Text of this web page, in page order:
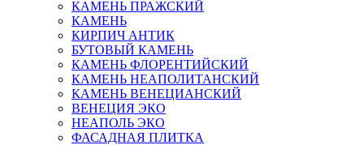
КАМЕНЬ ПРАЖСКИЙ
КАМЕНЬ
КИРПИЧ АНТИК
БУТОВЫЙ КАМЕНЬ
КАМЕНЬ ФЛОРЕНТИЙСКИЙ
КАМЕНЬ НЕАПОЛИТАНСКИЙ
КАМЕНЬ ВЕНЕЦИАНСКИЙ
ВЕНЕЦИЯ ЭКО
НЕАПОЛЬ ЭКО
ФАСАДНАЯ ПЛИТКА